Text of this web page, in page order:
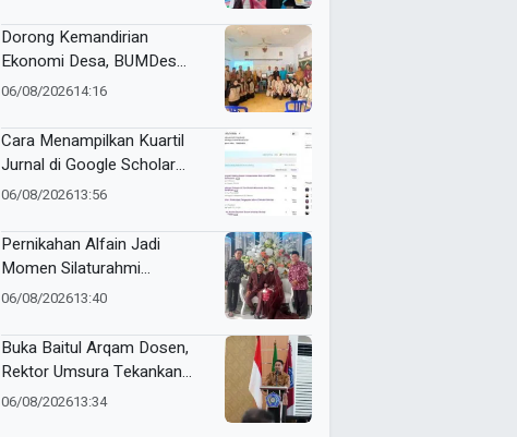
Dorong Kemandirian
Ekonomi Desa, BUMDes
Kuwik Kediri Terima Hibah
Biomassa Briqpress
06/08/202614:16
Cara Menampilkan Kuartil
Jurnal di Google Scholar
Otomatis
06/08/202613:56
Pernikahan Alfain Jadi
Momen Silaturahmi
Wartawan Muhammadiyah
06/08/202613:40
Buka Baitul Arqam Dosen,
Rektor Umsura Tekankan
Integritas dan Nilai AIK
06/08/202613:34